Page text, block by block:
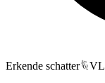
Erkende schatter